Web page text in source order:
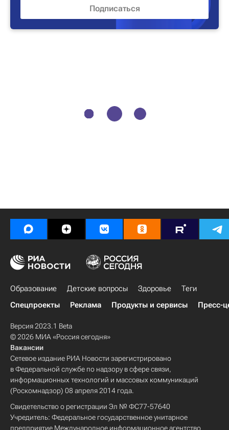
Образование Детские вопросы Здоровье
Теги
Спецпроекты
Реклама Продукты и сервисы Пресс-
Версия 2023.1 Beta
© 2026 МИА «Россия сегодня»
Вакансии
Сетевое издание РИА Новости зарегистрировано
в Федеральной службе по надзору в сфере связи,
информационных технологий и массовых коммуникаций
(Роскомнадзор) 08 апреля 2014 года.
Свидетельство о регистрации Эл № ФС77-57640
Учредитель: Федеральное государственное унитарное
предприятие Международное информационное агентство